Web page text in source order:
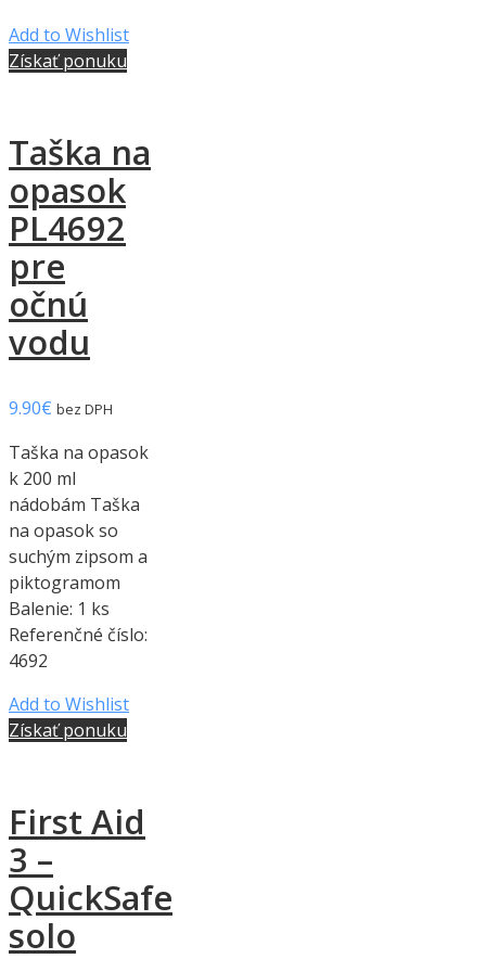
Add to Wishlist
Získať ponuku
Taška na
opasok
PL4692
pre
očnú
vodu
9.90€ bez DPH
Taška na opasok
k 200 ml
nádobám Taška
na opasok so
suchým zipsom a
piktogramom
Balenie: 1 ks
Referenčné číslo:
4692
Add to Wishlist
Získať ponuku
First Aid
3 –
QuickSafe
solo